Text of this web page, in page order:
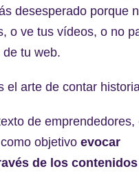
desesperado porque
o ve tus vídeos, o no
tu web.
el arte de contar
de emprendedores,
objetivo evocar
de los